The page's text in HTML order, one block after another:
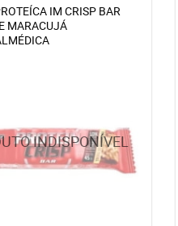
IM CRISP BAR
MARACUJÁ